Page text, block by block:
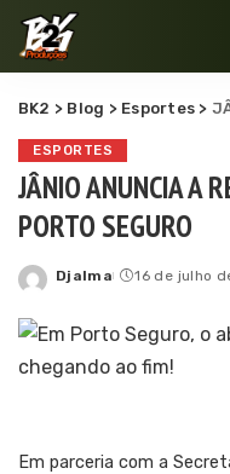
BK2 > Blog > Esportes >
ESPORTES
JÂNIO ANUNCIA A
PORTO SEGURO
Posted
Djalma 16 de julho
Em parceria com a